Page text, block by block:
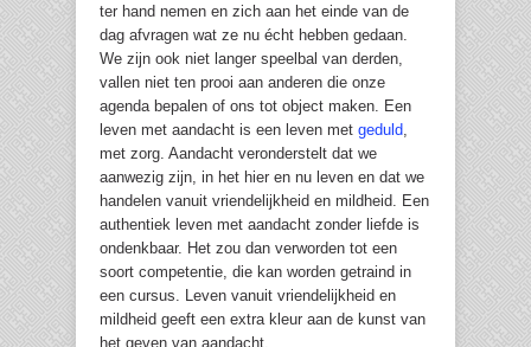
ter hand nemen en zich aan het einde van de
dag afvragen wat ze nu écht hebben gedaan.
We zijn ook niet langer speelbal van derden,
vallen niet ten prooi aan anderen die onze
agenda bepalen of ons tot object maken. Een
leven met aandacht is een leven met geduld
met zorg. Aandacht veronderstelt dat we
aanwezig zijn, in het hier en nu leven en dat we
handelen vanuit vriendelijkheid en mildheid. Een
authentiek leven met aandacht zonder liefde is
ondenkbaar. Het zou dan verworden tot een
soort competentie, die kan worden getraind in
een cursus. Leven vanuit vriendelijkheid en
mildheid geeft een extra kleur aan de kunst van
het geven van aandacht.